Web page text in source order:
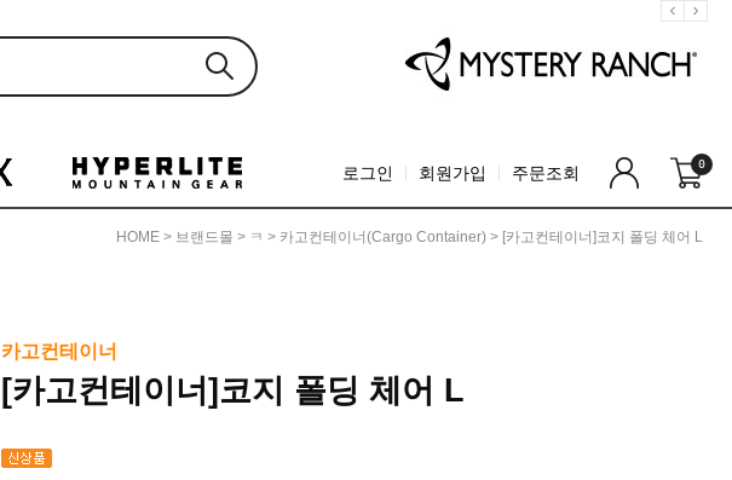
로그인 회원가입 주문조회 0
HOME > 브랜드몰 > ㅋ > 카고컨테이너(Cargo Container) > [카고컨테이너]코지 폴딩 체어 L
카고컨테이너
[카고컨테이너]코지 폴딩 체어 L